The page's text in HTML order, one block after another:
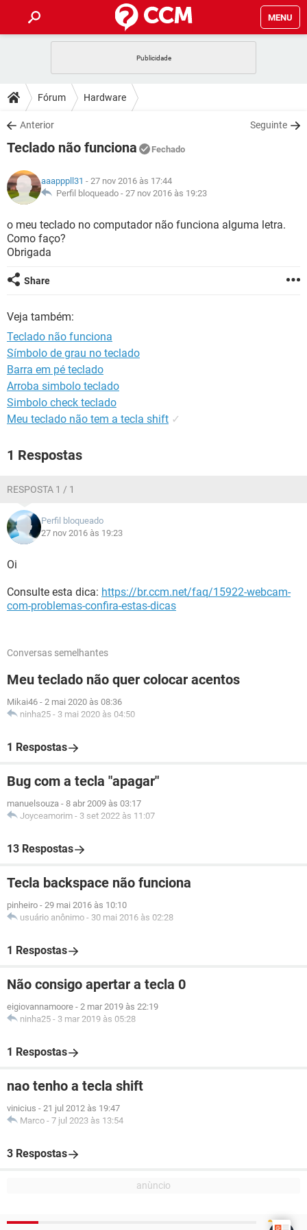
MENU
CELULAR
OUTLOOK
INSTAGRAM GMAIL
GUIA DE COMPRAS
DICAS
JOGOS
INSTAGRAM GMAIL
GUIA DE COMPRAS
DOWNLOADS
JOGOS WHATSAPP
CELULAR
OUTLOOK EXCEL
INSTAGRAM GMAIL
GUIA DE COMPRAS
JOGOS WHATSAPP
CELULAR
OUTLOOK EXCEL
INSTAGRAM
GUIA DE COMPRAS
GLOSSÁRIO
WHATSAPP
CELULAR
INSTAGRAM
GUIA DE COMPRAS
Fórum Hardware
Anterior Seguinte
Teclado não funciona Fechado
aaapppll31 - 27 nov 2016 às 17:44
Perfil bloqueado - 27 nov 2016 às 19:23
o meu teclado no computador não funciona alguma letra.
Como faço?
Obrigada
Share
Veja também:
Teclado não funciona
Símbolo de grau no teclado
Barra em pé teclado
Arroba simbolo teclado
Simbolo check teclado
Meu teclado não tem a tecla shift ✓
1 Respostas
RESPOSTA 1 / 1
Perfil bloqueado
27 nov 2016 às 19:23
Oi
Consulte esta dica: https://br.ccm.net/faq/15922-webcam-
com-problemas-confira-estas-dicas
Conversas semelhantes
Meu teclado não quer colocar acentos
Mikai46 - 2 mai 2020 às 08:36
ninha25 - 3 mai 2020 às 04:50
1 Respostas
Bug com a tecla "apagar"
manuelsouza - 8 abr 2009 às 03:17
Joyceamorim - 3 set 2022 às 11:07
13 Respostas
Tecla backspace não funciona
pinheiro - 29 mai 2016 às 10:10
usuário anônimo - 30 mai 2016 às 02:28
1 Respostas
Não consigo apertar a tecla 0
eigiovannamoore - 2 mar 2019 às 22:19
ninha25 - 3 mar 2019 às 05:28
1 Respostas
nao tenho a tecla shift
vinicius - 21 jul 2012 às 19:47
Marco - 7 jul 2023 às 13:54
3 Respostas